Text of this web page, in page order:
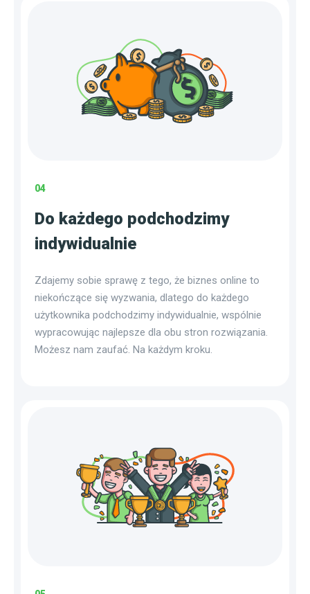
04
Do każdego podchodzimy
indywidualnie
Zdajemy sobie sprawę z tego, że biznes online to
niekończące się wyzwania, dlatego do każdego
użytkownika podchodzimy indywidualnie, wspólnie
wypracowując najlepsze dla obu stron rozwiązania.
Możesz nam zaufać. Na każdym kroku.